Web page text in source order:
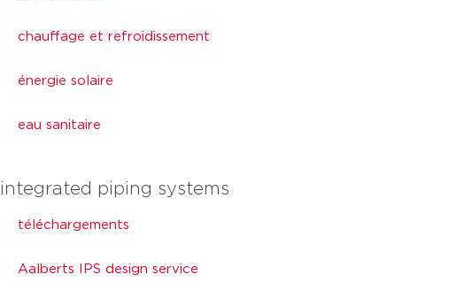
chauffage et refroidissement
énergie solaire
eau sanitaire
integrated piping systems
téléchargements
Aalberts IPS design service